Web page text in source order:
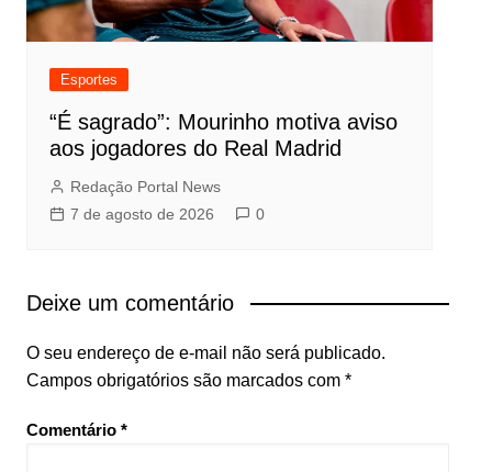
Esportes
“É sagrado”: Mourinho motiva aviso
aos jogadores do Real Madrid
Redação Portal News
7 de agosto de 2026
0
Deixe um comentário
O seu endereço de e-mail não será publicado.
Campos obrigatórios são marcados com *
Comentário *